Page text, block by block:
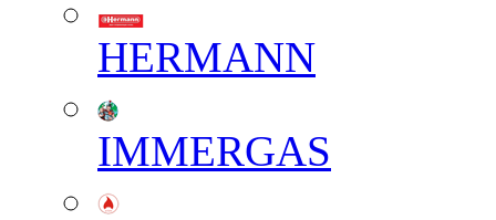
HERMANN
IMMERGAS